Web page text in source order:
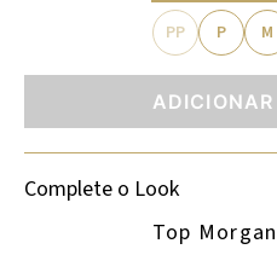
PP P M
Complete o Look
Top Morgan